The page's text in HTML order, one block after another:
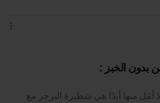
بدون الخبز :
أمًل منها أبدًا هي شطيرة البرجر مع